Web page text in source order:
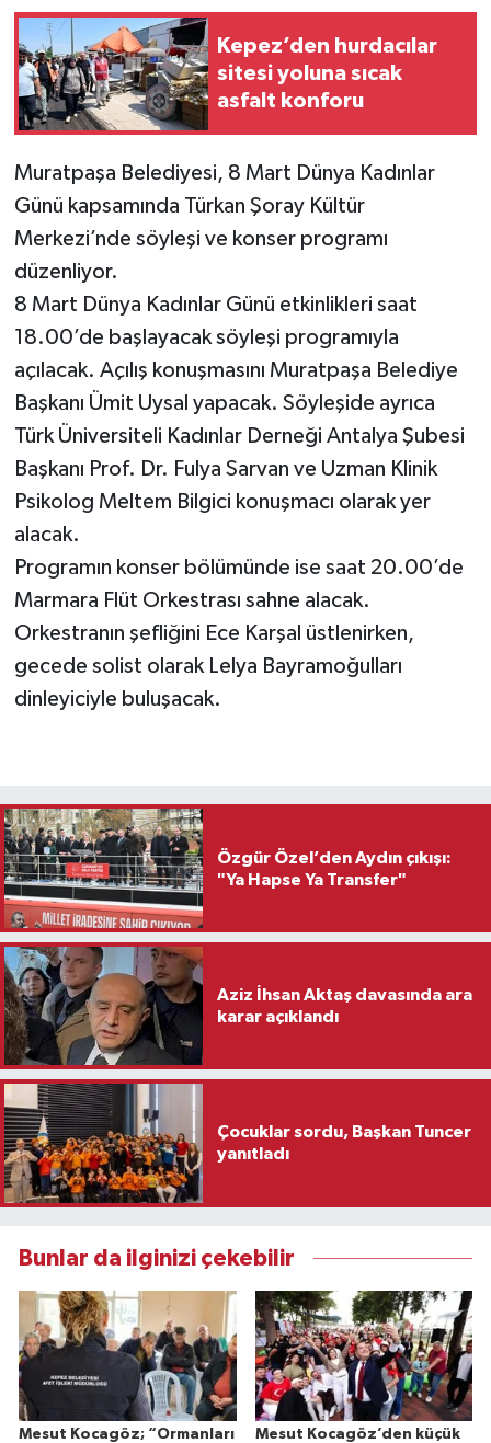
Kepez’den hurdacılar
sitesi yoluna sıcak
asfalt konforu
Muratpaşa Belediyesi, 8 Mart Dünya Kadınlar
Günü kapsamında Türkan Şoray Kültür
Merkezi’nde söyleşi ve konser programı
düzenliyor.
8 Mart Dünya Kadınlar Günü etkinlikleri saat
18.00’de başlayacak söyleşi programıyla
açılacak. Açılış konuşmasını Muratpaşa Belediye
Başkanı Ümit Uysal yapacak. Söyleşide ayrıca
Türk Üniversiteli Kadınlar Derneği Antalya Şubesi
Başkanı Prof. Dr. Fulya Sarvan ve Uzman Klinik
Psikolog Meltem Bilgici konuşmacı olarak yer
alacak.
Programın konser bölümünde ise saat 20.00’de
Marmara Flüt Orkestrası sahne alacak.
Orkestranın şefliğini Ece Karşal üstlenirken,
gecede solist olarak Lelya Bayramoğulları
dinleyiciyle buluşacak.
Özgür Özel’den Aydın çıkışı:
"Ya Hapse Ya Transfer"
Aziz İhsan Aktaş davasında ara
karar açıklandı
Çocuklar sordu, Başkan Tuncer
yanıtladı
Bunlar da ilginizi çekebilir
Mesut Kocagöz; “Ormanları Mesut Kocagöz’den küçük